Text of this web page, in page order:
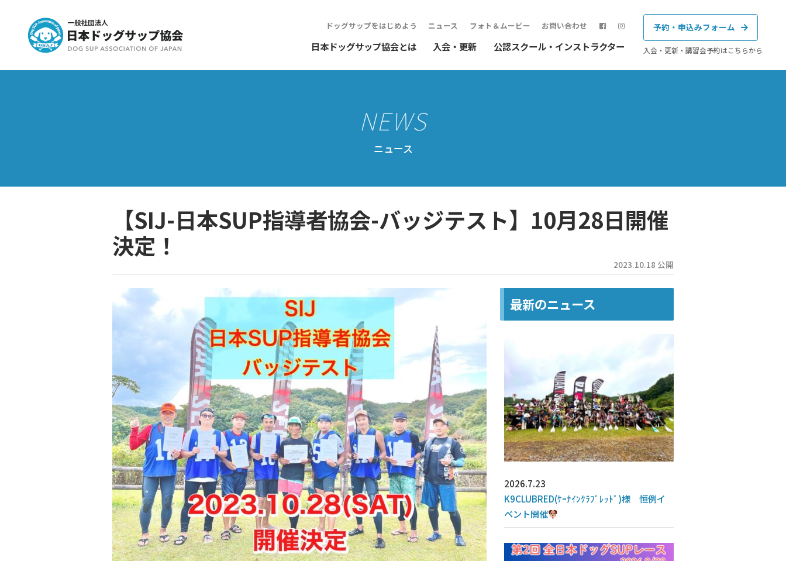
日本ドッグサップ協会とは 入会・更新 公認スクール・インストラクター
ドッグサップをはじめよう ニュース フォト＆ムービー お問い合わせ 予約・申込みフォーム
入会・更新・講習会予約はこちらから
ニュース
【SIJ-日本SUP指導者協会-バッジテスト】10月28日開催
決定！
2023.10.18 公開
最新のニュース
2026.7.23
K9CLUBRED(ｹｰﾅｲﾝｸﾗﾌﾞﾚｯﾄﾞ)様 恒例イ
ベント開催